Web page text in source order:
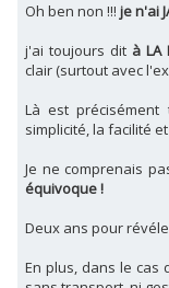
Oh ben non !!! je n'ai
j'ai toujours dit à LA
clair (surtout avec
Là est
simplicité, la facilité
Je ne comprenais
équivoque !
Deux ans pour
En plus, dans le cas